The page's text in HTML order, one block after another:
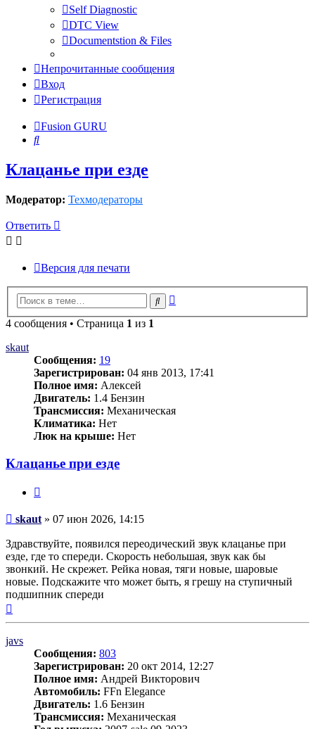
Self Diagnostic
DTC View
Documentstion & Files
Непрочитанные сообщения
Вход
Регистрация
Fusion GURU
Поиск
Клацанье при езде
Модератор: Техмодераторы
Ответить
Версия для печати
Поиск
4 сообщения • Страница 1 из 1
skaut
Сообщения: 19
Зарегистрирован: 04 янв 2013, 17:41
Полное имя: Алексей
Двигатель: 1.4 Бензин
Трансмиссия: Механическая
Климатика: Нет
Люк на крыше: Нет
Клацанье при езде
Сообщение
skaut » 07 июн 2026, 14:15
Здравствуйте, появился переодический звук клацанье при
езде, где то спереди. Скорость небольшая, звук как бы
звонкий. Не скрежет. Рейка новая, тяги новые, шаровые
новые. Подскажите что может быть, я грешу на ступичный
подшипник спереди
javs
Сообщения: 803
Зарегистрирован: 20 окт 2014, 12:27
Полное имя: Андрей Викторович
Автомобиль: FFn Elegance
Двигатель: 1.6 Бензин
Трансмиссия: Механическая